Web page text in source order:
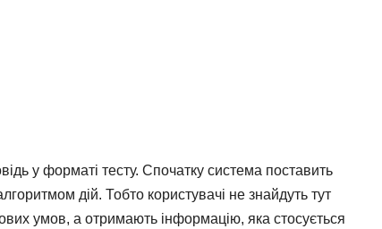
у форматі тесту. Спочатку система поставить
дій. Тобто користувачі не знайдуть тут
умов, а отримають інформацію, яка стосується